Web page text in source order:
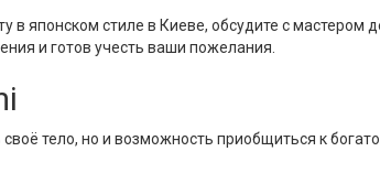
в японском стиле в Киеве, обсудите с мастером
и готов учесть ваши пожелания.
тело, но и возможность приобщиться к